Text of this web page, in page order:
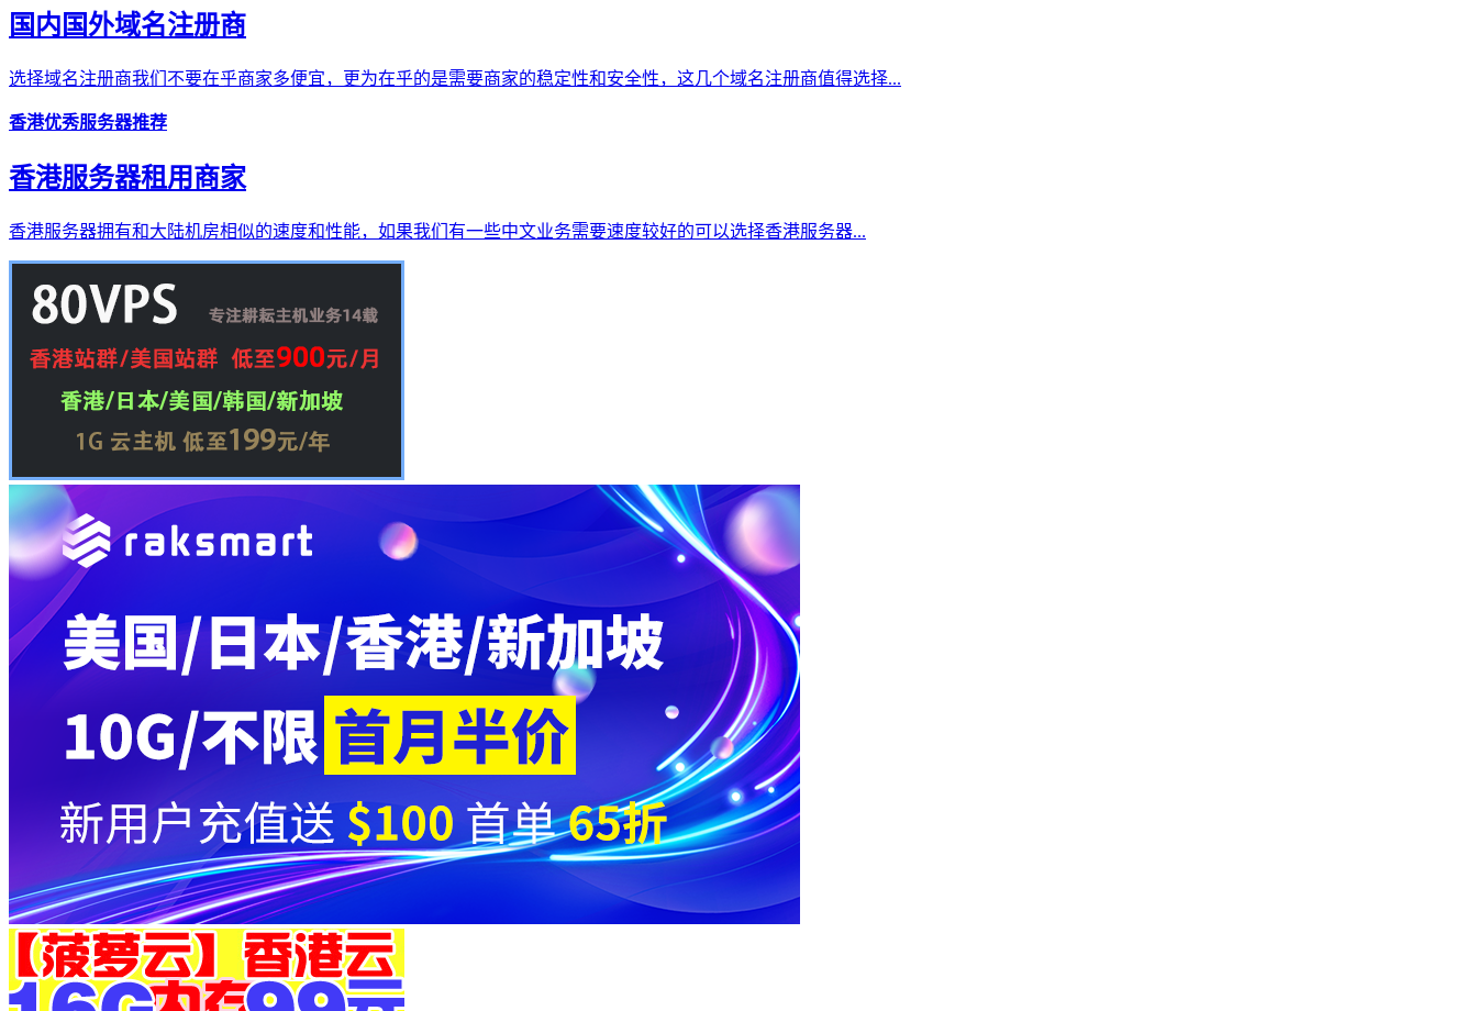
国内国外域名注册商
选择域名注册商我们不要在乎商家多便宜，更为在乎的是需要商家的稳定性和安全性，这几个域名注册商值得选择...
香港优秀服务器推荐
香港服务器租用商家
香港服务器拥有和大陆机房相似的速度和性能，如果我们有一些中文业务需要速度较好的可以选择香港服务器...